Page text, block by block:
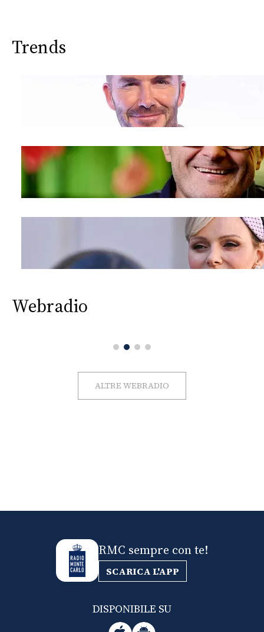
Trends
Webradio
ALTRE WEBRADIO
RMC sempre con te!
SCARICA L'APP
DISPONIBILE SU